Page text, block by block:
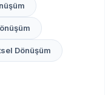
yapısını,
işleyişini en
ve
vb.)
deneyimli ve
Dönüşüm